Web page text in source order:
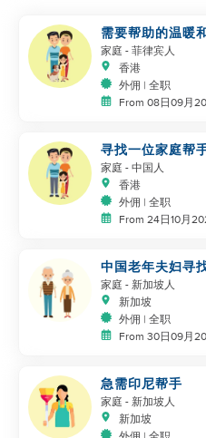
需要帮助的温暖
家 + 猫
家庭 - 菲律宾人
香港
外佣 | 全职
From 08日09月
寻找一位家庭帮
家庭 - 中国人
香港
外佣 | 全职
From 24日10月
中国老年夫妇寻
家庭 - 新加坡人
新加坡
外佣 | 全职
From 30日09月
急需印尼帮手
家庭 - 新加坡人
新加坡